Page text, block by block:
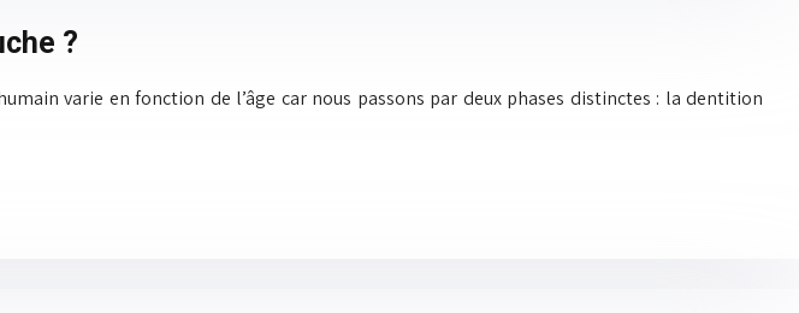
?
varie en fonction de l’âge car nous passons par deux phases distinctes : la dentition